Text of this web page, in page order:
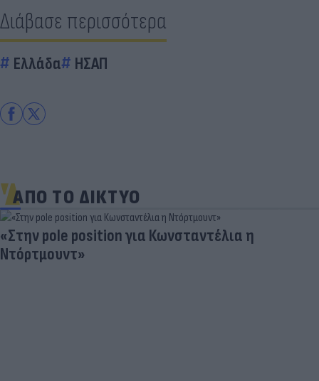
Διάβασε περισσότερα
Ελλάδα ΗΣΑΠ
ΑΠΟ ΤΟ ΔΙΚΤΥΟ
«Στην pole position για Κωνσταντέλια η
Ντόρτμουντ»